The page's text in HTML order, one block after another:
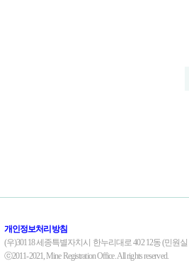
개인정보처리방침
(우)30118 세종특별자치시 한누리대로 402 12동 (민원
ⓒ2011-2021, Mine Registration Office. All rights reserved.